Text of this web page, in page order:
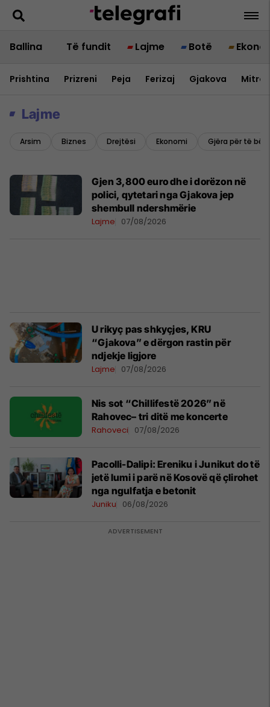
Ballina Të fundit Lajme Botë
Prishtina Prizreni Peja Ferizaj Gjakova
Lajme
Arsim Biznes Drejtësi Ekonomi Gjëra për të bërë
Gjen 3,800 euro dhe i dorëzon në
polici, qytetari nga Gjakova jep
shembull ndershmërie
Lajme 07/08/2026
U rikyç pas shkyçjes, KRU
“Gjakova” e dërgon rastin për
ndjekje ligjore
Lajme 07/08/2026
Nis sot “Chillifestë 2026” në
Rahovec– tri ditë me koncerte
Rahoveci 07/08/2026
Pacolli-Dalipi: Ereniku i Junikut do të
jetë lumi i parë në Kosovë që çlirohet
nga ngulfatja e betonit
Juniku 06/08/2026